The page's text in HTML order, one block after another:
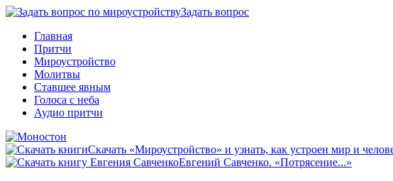
Задать вопрос
Главная
Притчи
Мироустройство
Молитвы
Ставшее явным
Голоса с неба
Аудио притчи
Скачать «Мироустройство» и узнать, как устроен мир и
Евгений Савченко. «Потрясение...»